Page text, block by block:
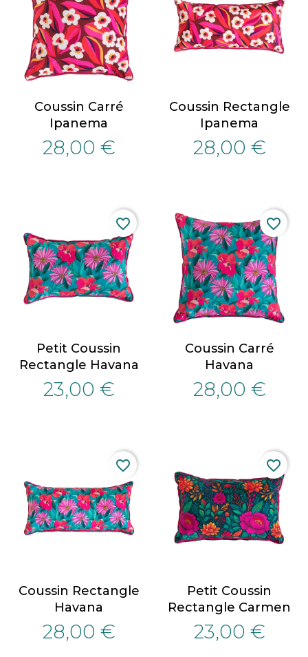
Coussin Carré
Ipanema
28,00 €
Coussin Rectangle
Ipanema
28,00 €
Petit Coussin
Rectangle Havana
23,00 €
favorite_border
Coussin Carré
Havana
28,00 €
favorite_border
Coussin Rectangle
Havana
28,00 €
favorite_border
Petit Coussin
Rectangle Carmen
23,00 €
favorite_border